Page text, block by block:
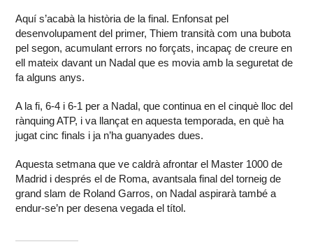
Aquí s’acabà la història de la final. Enfonsat pel
desenvolupament del primer, Thiem transità com una bubota
pel segon, acumulant errors no forçats, incapaç de creure en
ell mateix davant un Nadal que es movia amb la seguretat de
fa alguns anys.
A la fi, 6-4 i 6-1 per a Nadal, que continua en el cinquè lloc del
rànquing ATP, i va llançat en aquesta temporada, en què ha
jugat cinc finals i ja n’ha guanyades dues.
Aquesta setmana que ve caldrà afrontar el Master 1000 de
Madrid i després el de Roma, avantsala final del torneig de
grand slam de Roland Garros, on Nadal aspirarà també a
endur-se’n per desena vegada el títol.